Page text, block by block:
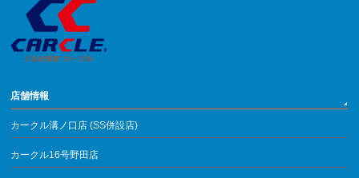
店舗情報
カークル溝ノ口店 (SS併設店)
カークル16号野田店